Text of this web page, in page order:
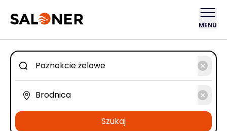
MENU
Szukaj